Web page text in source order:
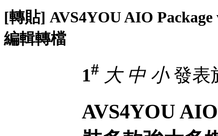
[轉貼] AVS4YOU AIO
編輯轉檔
1# 大 中 小發表
AVS4YOU